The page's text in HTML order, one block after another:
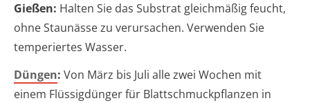
Gießen: Halten Sie das Substrat gleichmäßig feucht,
ohne Staunässe zu verursachen. Verwenden Sie
temperiertes Wasser.
Düngen: Von März bis Juli alle zwei Wochen mit
einem Flüssigdünger für Blattschmuckpflanzen in